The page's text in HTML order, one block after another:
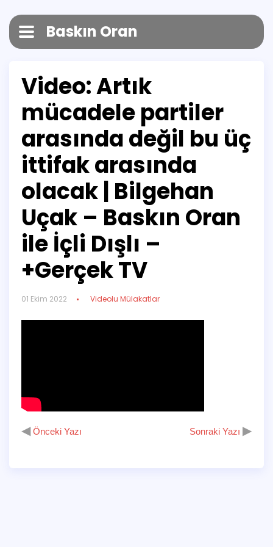
Baskın Oran
Video: Artık
mücadele partiler
arasında değil bu üç
ittifak arasında
olacak | Bilgehan
Uçak – Baskın Oran
ile İçli Dışlı –
+Gerçek TV
01 Ekim 2022 Videolu Mülakatlar
◀ Önceki Yazı Sonraki Yazı ▶